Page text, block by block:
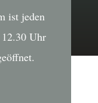
ist jeden
Uhr